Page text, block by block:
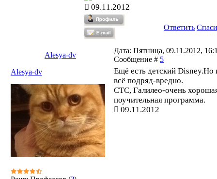
09.11.2012
Ответить
Alesya-dv
Дата: Пятница, 09.11.2012,
Сообщение # 5
Alesya-dv
Ещё есть детский Disney.Но
всё подряд-вредно.
СТС, Галилео-очень
поучительная программа.
09.11.2012